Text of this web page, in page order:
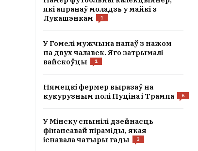
які апранаў моладзь у майкі з
Лукашэнкам
1
У Гомелі мужчына напаў з нажом
на двух чалавек. Яго затрымалі
вайскоўцы
1
Нямецкі фермер выразаў на
кукурузным полі Пуціна і Трампа
6
У Мінску спынілі дзейнасць
фінансавай піраміды, якая
існавала чатыры гады
3